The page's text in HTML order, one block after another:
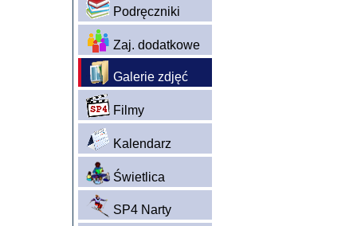
Podręczniki
Zaj. dodatkowe
Galerie zdjęć
Filmy
Kalendarz
Świetlica
SP4 Narty